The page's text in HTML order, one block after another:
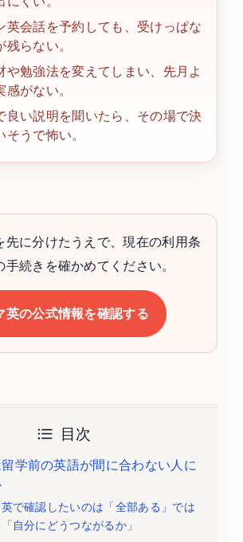
英会話を予約しても、受けっぱな
残らない。
や勉強法を変えてしまい、先月よ
感がない。
良い説明を聞いたら、その場で決
うで怖い。
先に分けたうえで、現在の利用条
手続きを確かめてください。
英の公式情報を確認する
目次
学前の英語が間に合わない人に
英で確認したいのは「全部ある」では
自分にどうつながるか」